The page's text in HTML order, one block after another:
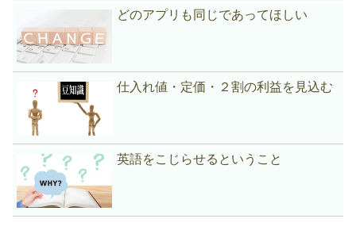
どのアプリも同じであってほしい
仕入れ値・定価・２割の利益を見込む
英語をこじらせるということ